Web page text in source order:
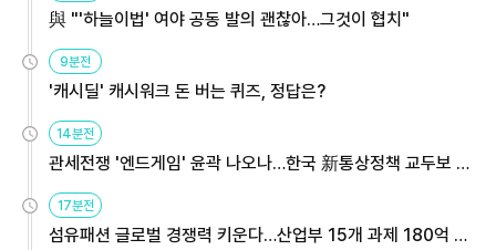
與 "'하늘이법' 여야 공동 발의 괜찮아…그것이 협치"
9분전
'캐시딜' 캐시워크 돈 버는 퀴즈, 정답은?
14분전
관세전쟁 '엔드게임' 윤곽 나오나…한국 新통상정책 교두보 활
용해야
17분전
섬유패션 글로벌 경쟁력 키운다…산업부 15개 과제 180억 지